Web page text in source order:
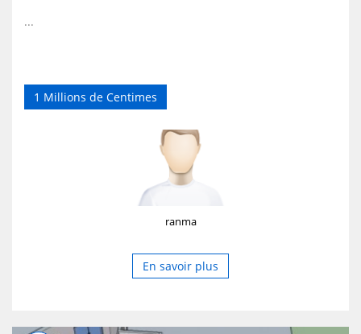
...
1 Millions de Centimes
ranma
En savoir plus